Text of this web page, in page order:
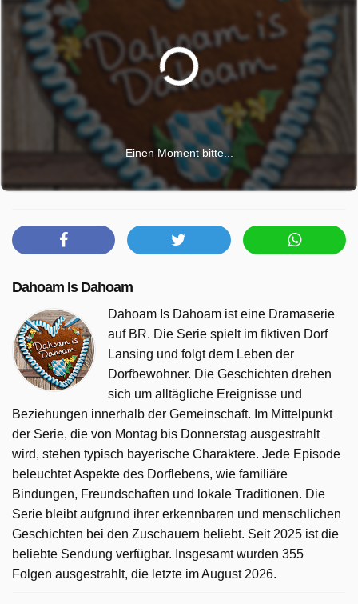
Einen Moment bitte...
Dahoam Is Dahoam
Dahoam Is Dahoam ist eine Dramaserie
auf BR. Die Serie spielt im fiktiven Dorf
Lansing und folgt dem Leben der
Dorfbewohner. Die Geschichten drehen
sich um alltägliche Ereignisse und
Beziehungen innerhalb der Gemeinschaft. Im Mittelpunkt
der Serie, die von Montag bis Donnerstag ausgestrahlt
wird, stehen typisch bayerische Charaktere. Jede Episode
beleuchtet Aspekte des Dorflebens, wie familiäre
Bindungen, Freundschaften und lokale Traditionen. Die
Serie bleibt aufgrund ihrer erkennbaren und menschlichen
Geschichten bei den Zuschauern beliebt. Seit 2025 ist die
beliebte Sendung verfügbar. Insgesamt wurden 355
Folgen ausgestrahlt, die letzte im August 2026.